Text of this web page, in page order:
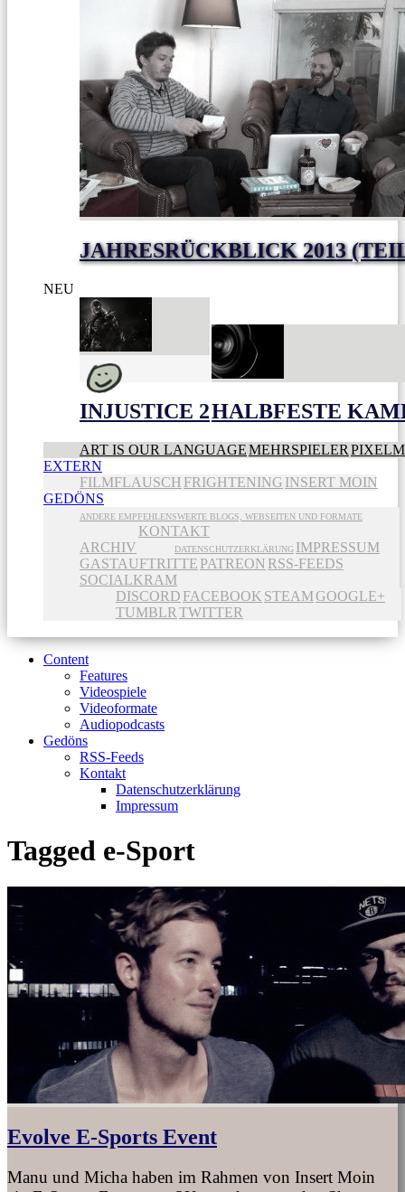
JAHRESRÜCKBLICK 2013
NEU
INJUSTICE 2HALBFESTE
ART IS OUR LANGUAGEMEHRSPIELER
EXTERN
FILMFLAUSCH FRIGHTENING INSERT MOIN
GEDÖNS
ANDERE EMPFEHLENSWERTE BLOGS, WEBSEITEN UND FORMATE
ARCHIV
KONTAKT
DATENSCHUTZERKLÄRUNG IMPRESSUM
GASTAUFTRITTE PATREON RSS-FEEDS
SOCIALKRAM
DISCORD FACEBOOK STEAMGOOGLE+
TUMBLR TWITTER
Content
Features
Videospiele
Videoformate
Audiopodcasts
Gedöns
RSS-Feeds
Kontakt
Datenschutzerklärung
Impressum
Tagged e-Sport
Evolve E-Sports Event
Manu und Micha haben im Rahmen von Insert Moin